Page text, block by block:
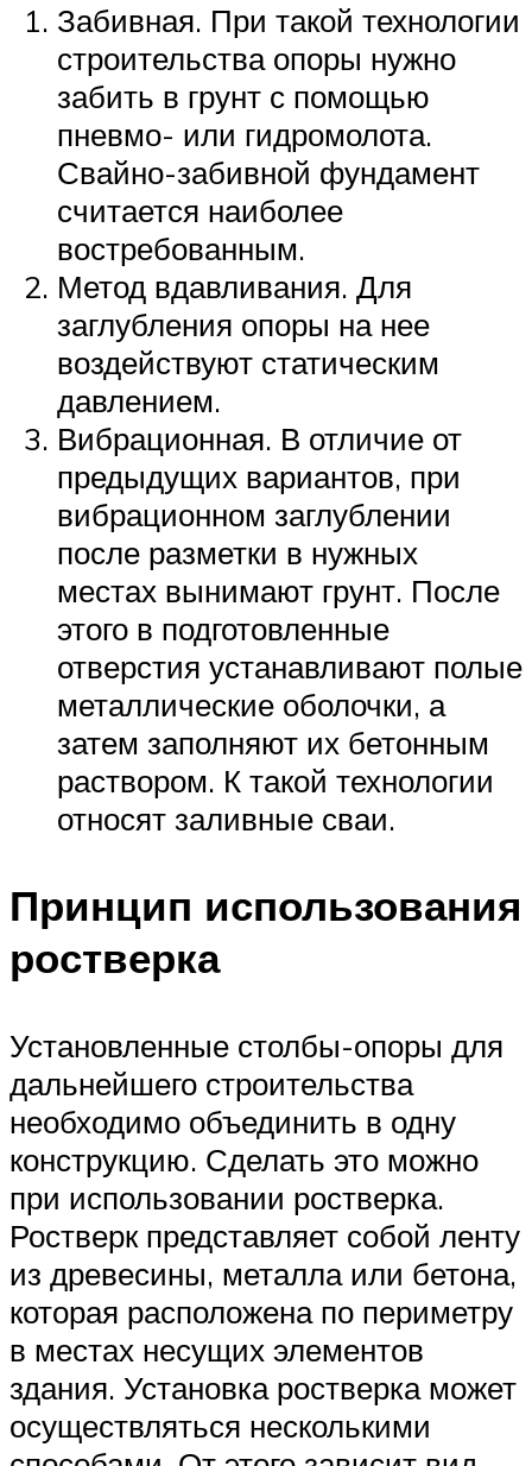
Забивная. При такой технологии
строительства опоры нужно
забить в грунт с помощью
пневмо- или гидромолота.
Свайно-забивной фундамент
считается наиболее
востребованным.
Метод вдавливания. Для
заглубления опоры на нее
воздействуют статическим
давлением.
Вибрационная. В отличие от
предыдущих вариантов, при
вибрационном заглублении
после разметки в нужных
местах вынимают грунт. После
этого в подготовленные
отверстия устанавливают полые
металлические оболочки, а
затем заполняют их бетонным
раствором. К такой технологии
относят заливные сваи.
Принцип использования
ростверка
Установленные столбы-опоры для
дальнейшего строительства
необходимо объединить в одну
конструкцию. Сделать это можно
при использовании ростверка.
Ростверк представляет собой ленту
из древесины, металла или бетона,
которая расположена по периметру
в местах несущих элементов
здания. Установка ростверка может
осуществляться несколькими